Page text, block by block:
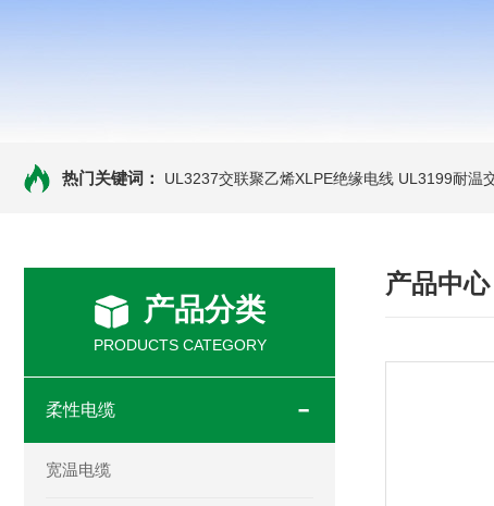
热门关键词： UL3237交联聚乙烯XLPE绝缘电线 UL3199耐温
产品分类
PRODUCTS CATEGORY
柔性电缆
宽温电缆
产品中心